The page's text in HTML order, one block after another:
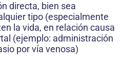
directa, bien sea
tipo (especialmente
la vida, en relación causa
(ejemplo: administración
por vía venosa)